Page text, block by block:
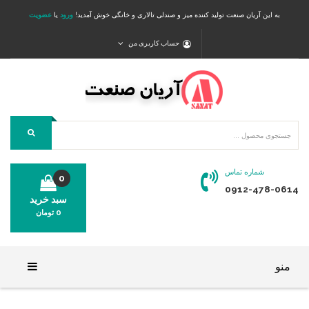
به این آریان صنعت تولید کننده میز و صندلی تالاری و خانگی خوش آمدید! ورود یا عضویت
حساب کاربری من
شماره تماس
0912-478-0614
سبد خرید
0
0 تومان
منو